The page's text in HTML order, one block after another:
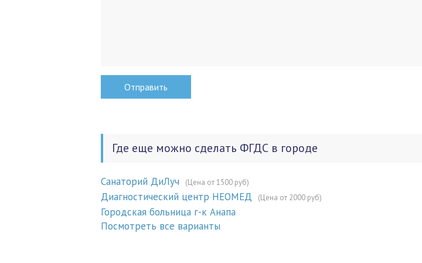
Где еще можно сделать ФГДС в городе
Санаторий ДиЛуч (Цена от 1500 руб)
Диагностический центр НЕОМЕД (Цена от 2000 руб)
Городская больница г-к Анапа
Посмотреть все варианты